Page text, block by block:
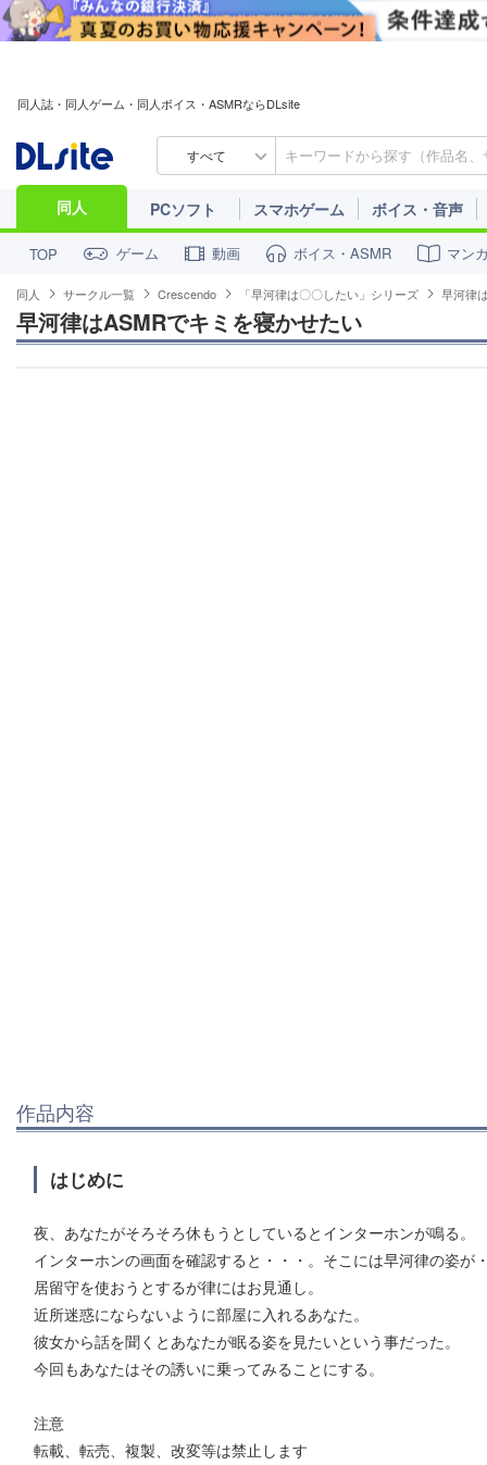
同人誌・同人ゲーム・同人ボイス・ASMRならDLsite
すべて
同人 PCソフト スマホゲーム ボイス・音声
TOP ゲーム 動画 ボイス・ASMR マン
同人 サークル一覧 Crescendo 「早河律は〇〇したい」シリーズ 早河律
早河律はASMRでキミを寝かせたい
作品内容
はじめに
夜、あなたがそろそろ休もうとしているとインターホンが鳴る。
インターホンの画面を確認すると・・・。そこには早河律の姿が
居留守を使おうとするが律にはお見通し。
近所迷惑にならないように部屋に入れるあなた。
彼女から話を聞くとあなたが眠る姿を見たいという事だった。
今回もあなたはその誘いに乗ってみることにする。
注意
転載、転売、複製、改変等は禁止します